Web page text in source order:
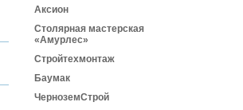
Аксион
Столярная мастерская
«Амурлес»
Стройтехмонтаж
Баумак
ЧерноземСтрой